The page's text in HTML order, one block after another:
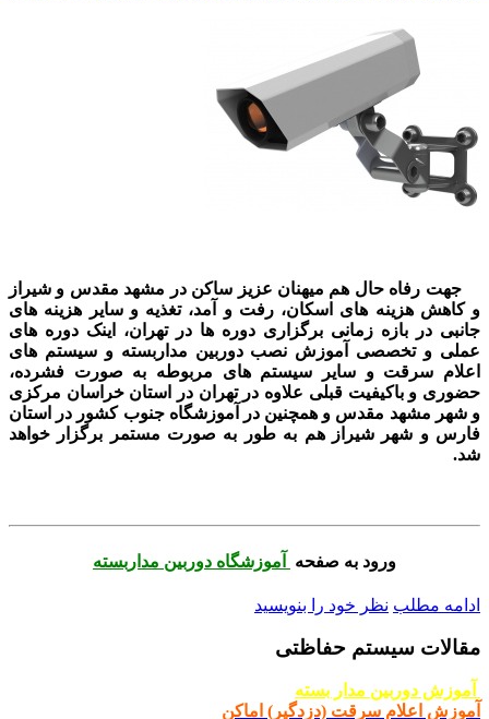
جهت رفاه حال هم میهنان عزیز ساکن در مشهد مقدس و شیراز
و کاهش هزینه های اسکان، رفت و آمد، تغذیه و سایر هزینه های
جانبی در بازه زمانی برگزاری دوره ها در تهران، اینک دوره های
عملی و تخصصی آموزش نصب دوربین مداربسته و سیستم های
اعلام سرقت و سایر سیستم های مربوطه به صورت فشرده،
حضوری و باکیفیت قبلی علاوه در تهران در استان خراسان مرکزی
و شهر مشهد مقدس و همچنین در آموزشگاه جنوب کشور در استان
فارس و شهر شیراز هم به طور به صورت مستمر برگزار خواهد
شد.
ورود به صفحه آموزشگاه دوربین مداربسته
ادامه مطلب نظر خود را بنویسید
مقالات سیستم حفاظتی
آموزش دوربین مدار بسته
آموزش اعلام سرقت (دزدگیر) اماکن